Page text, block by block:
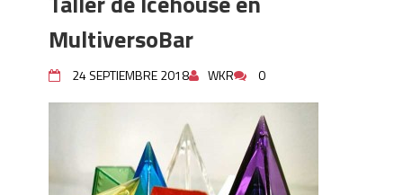
(Hardboiled)
Denia, 1,2,3 (hardboiled)
MultiversoBar
24 SEPTIEMBRE 2018 WKR 0